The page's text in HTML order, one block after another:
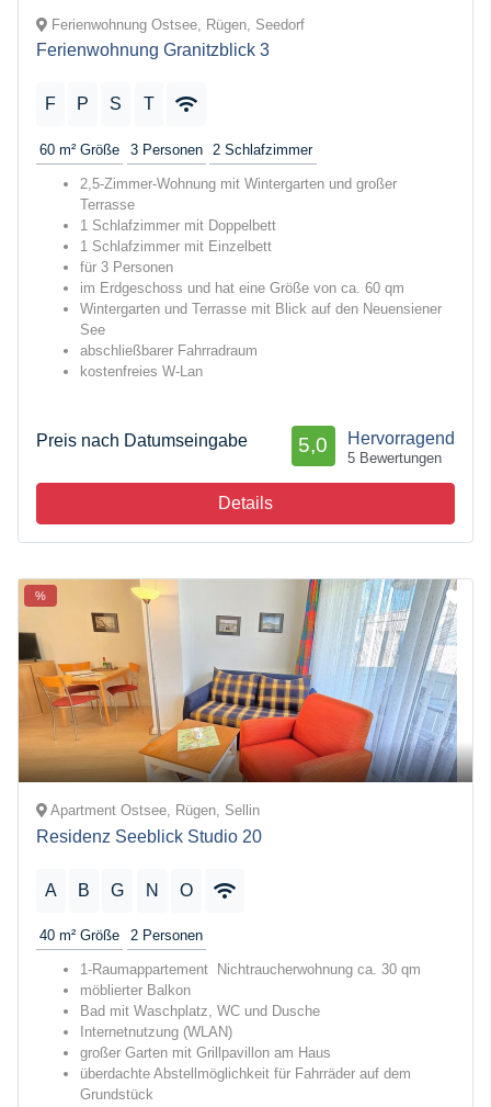
Ferienwohnung Ostsee, Rügen, Seedorf
Ferienwohnung Granitzblick 3
F P S T
60 m² Größe 3 Personen 2 Schlafzimmer
2,5-Zimmer-Wohnung mit Wintergarten und großer
Terrasse
1 Schlafzimmer mit Doppelbett
1 Schlafzimmer mit Einzelbett
für 3 Personen
im Erdgeschoss und hat eine Größe von ca. 60 qm
Wintergarten und Terrasse mit Blick auf den Neuensiener
See
abschließbarer Fahrradraum
kostenfreies W-Lan
Preis nach Datumseingabe Hervorragend
5,0
5 Bewertungen
Details
%
Apartment Ostsee, Rügen, Sellin
Residenz Seeblick Studio 20
A B G N O
40 m² Größe 2 Personen
1-Raumappartement Nichtraucherwohnung ca. 30 qm
möblierter Balkon
Bad mit Waschplatz, WC und Dusche
Internetnutzung (WLAN)
großer Garten mit Grillpavillon am Haus
überdachte Abstellmöglichkeit für Fahrräder auf dem
Grundstück